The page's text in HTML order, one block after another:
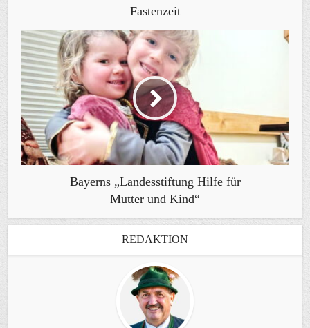
Fastenzeit
Bayerns „Landesstiftung Hilfe für
Mutter und Kind“
REDAKTION